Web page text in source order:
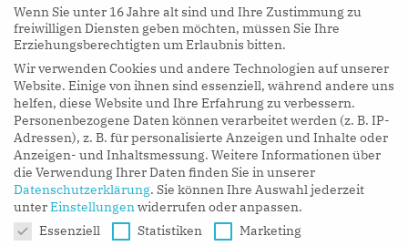
Exkurs
Wie entsteht ein Face Swap?
Die Produktion eines Deep Fake Face Swaps findet in
üblicherweise in einem sogenannten Autoencoder in
Wenn Sie unter 16 Jahre alt sind und Ihre Zustimmung zu
freiwilligen Diensten geben möchten, müssen Sie Ihre
Erziehungsberechtigten um Erlaubnis bitten.
Wir verwenden Cookies und andere Technologien auf unserer
Website. Einige von ihnen sind essenziell, während andere uns
helfen, diese Website und Ihre Erfahrung zu verbessern.
Personenbezogene Daten können verarbeitet werden (z. B. IP-
Adressen), z. B. für personalisierte Anzeigen und Inhalte oder
Anzeigen- und Inhaltsmessung. Weitere Informationen über
die Verwendung Ihrer Daten finden Sie in unserer
Datenschutzerklärung. Sie können Ihre Auswahl jederzeit
unterEinstellungenwiderrufen oder anpassen.
Datenschutzeinstellungen
Essenziell Statistiken
Marketing